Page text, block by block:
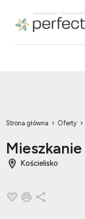
Strona główna Oferty
Kościelisko
Dodaj do
Drukuj